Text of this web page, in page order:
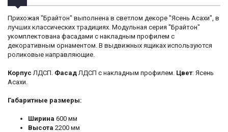
Прихожая "Брайтон" выполнена в светлом декоре "Ясень Асахи", в
лучших классических традициях. Модульная серия "Брайтон"
укомплектована фасадами с накладным профилем с
декоративным орнаментом. В выдвижных ящиках используются
роликовые направляющие.
Корпус ЛДСП. ФасадЛДСП с накладным профилем. Цвет: Ясень
Асахи.
Габаритные размеры:
Ширина 600 мм
Высота 2200 мм